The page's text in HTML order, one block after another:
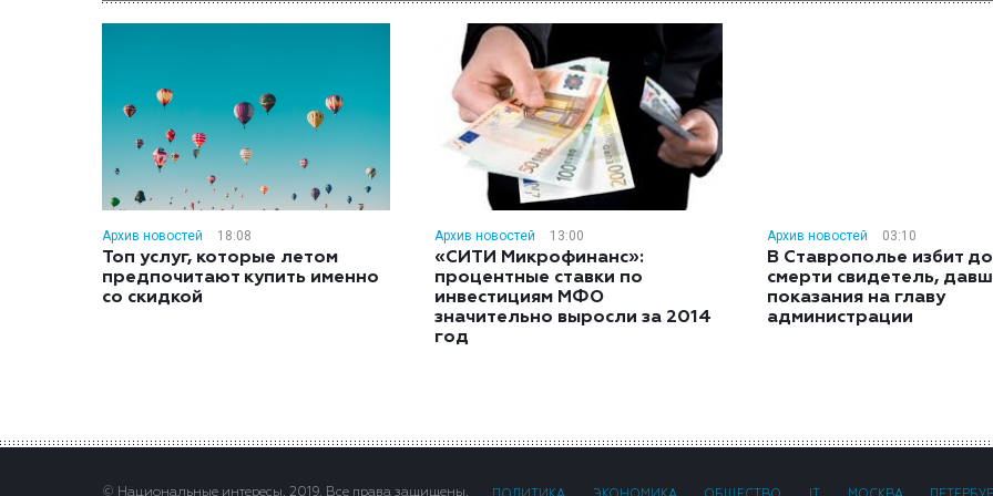
Архив новостей 18:08
Топ услуг, которые летом
предпочитают купить именно
со скидкой
Архив новостей 13:00
«СИТИ Микрофинанс»:
процентные ставки по
инвестициям МФО
значительно выросли за 2014
год
Архив новостей 03:10
В Ставрополье избит до
смерти свидетель,
показания на главу
администрации
© Национальные интересы, 2019. Все права защищены.